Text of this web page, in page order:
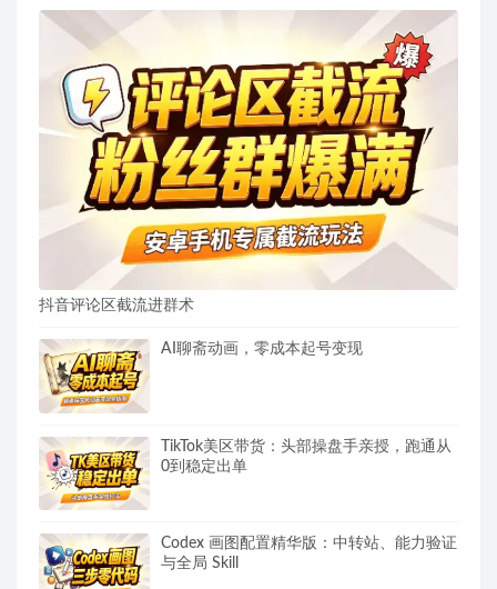
抖音评论区截流进群术
AI聊斋动画，零成本起号变现
TikTok美区带货：头部操盘手亲授，跑通从
0到稳定出单
Codex 画图配置精华版：中转站、能力验证
与全局 Skill